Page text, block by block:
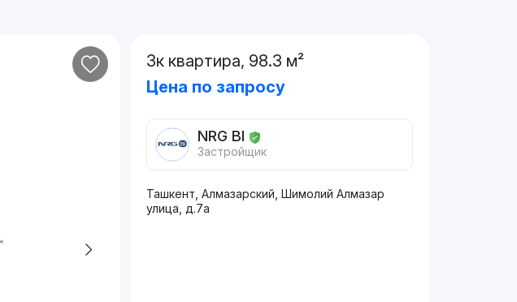
3к квартира, 98.3 м²
Цена по запросу
NRG BI
Застройщик
Ташкент, Алмазарский, Шимолий Алмазар
улица, д.7a